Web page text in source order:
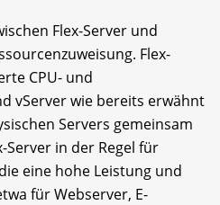
Flex-Server und
Flex-
CPU- und
vServer wie bereits erwähnt
Servers gemeinsam
Server in der Regel für
eine hohe Leistung und
für Webserver, E-